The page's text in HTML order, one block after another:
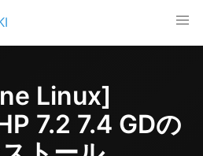
Linux]
7.2 7.4 GDの